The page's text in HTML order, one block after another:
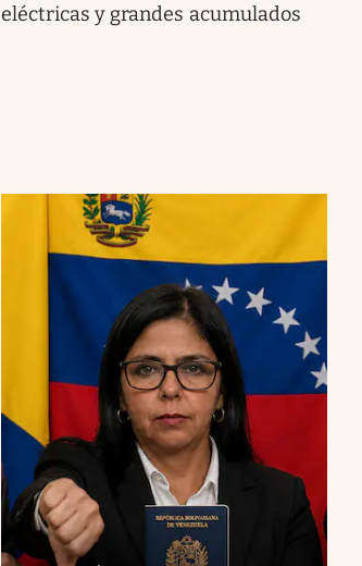
eléctricas y grandes acumulados